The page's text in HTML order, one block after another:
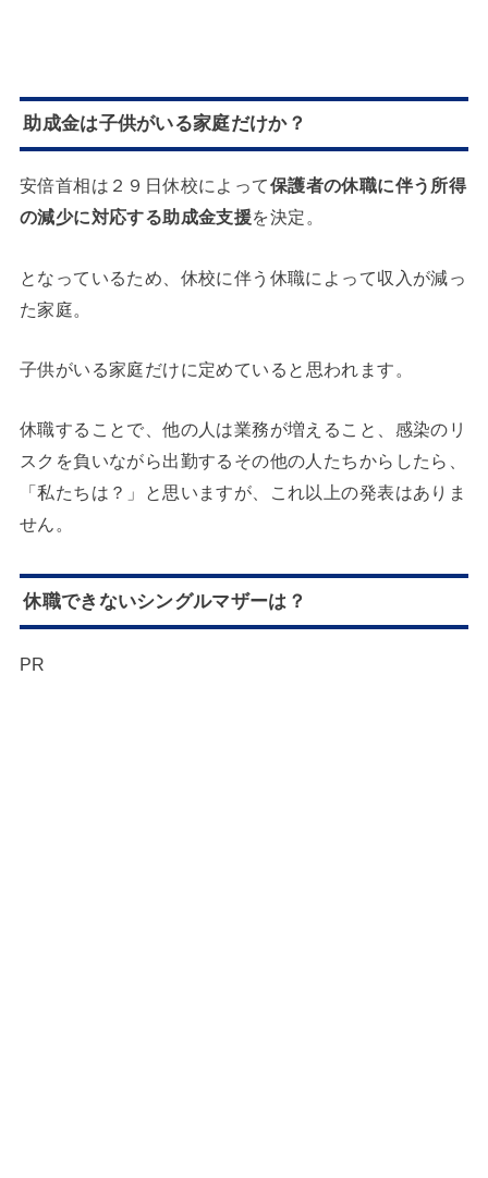
助成金は子供がいる家庭だけか？
安倍首相は２９日休校によって保護者の休職に伴う所得
の減少に対応する助成金支援を決定。
となっているため、休校に伴う休職によって収入が減っ
た家庭。
子供がいる家庭だけに定めていると思われます。
休職することで、他の人は業務が増えること、感染のリ
スクを負いながら出勤するその他の人たちからしたら、
「私たちは？」と思いますが、これ以上の発表はありま
せん。
休職できないシングルマザーは？
PR